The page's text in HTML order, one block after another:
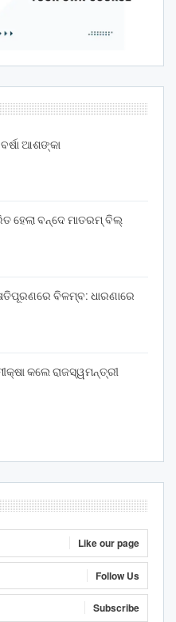
ଆଶଙ୍କା
ହେଲା ବନ୍ଦେ ମାତରମ୍‌ ବିଲ୍‌
ବିଳମ୍ବ: ଧାରଣାରେ
କଲେ ରାଜସ୍ୱମନ୍ତ୍ରୀ
Like our page
Follow Us
Subscribe